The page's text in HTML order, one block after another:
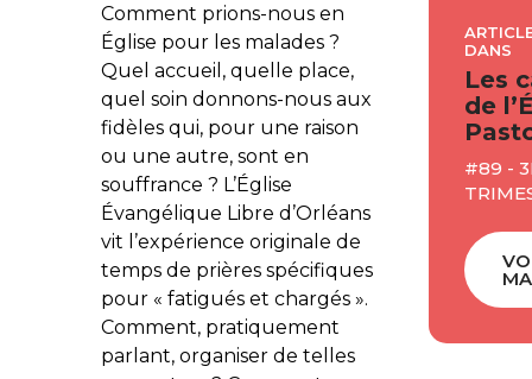
Comment prions-nous en
Église pour les malades ?
Quel accueil, quelle place,
quel soin donnons-nous aux
fidèles qui, pour une raison
ou une autre, sont en
souffrance ? L’Église
Évangélique Libre d’Orléans
vit l’expérience originale de
temps de prières spécifiques
pour « fatigués et chargés ».
Comment, pratiquement
parlant, organiser de telles
DANS
Les
de
#89 -